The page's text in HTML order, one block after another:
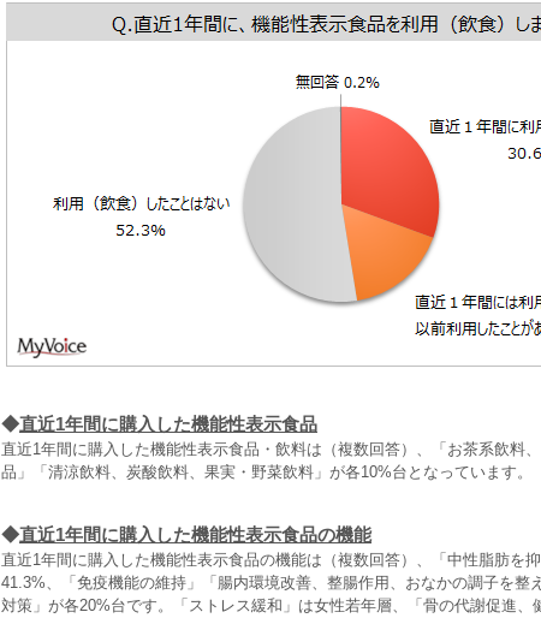
◆直近1年間に購入した機能性表示食品
直近1年間に購入した機能性表示食品・飲料は（複数回答）、「お茶系飲料
品」「清涼飲料、炭酸飲料、果実・野菜飲料」が各10%台となっています。
◆直近1年間に購入した機能性表示食品の機能
直近1年間に購入した機能性表示食品の機能は（複数回答）、「中性脂肪を
41.3%、「免疫機能の維持」「腸内環境改善、整腸作用、おなかの調子を整
対策」が各20%台です。「ストレス緩和」は女性若年層、「骨の代謝促進